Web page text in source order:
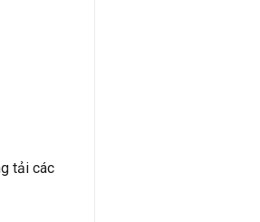
tải các